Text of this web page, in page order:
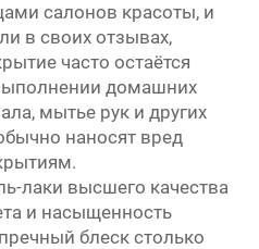
салонов красоты, и
в своих отзывах,
часто остаётся
домашних
мытье рук и других
наносят вред
лаки высшего качества
и насыщенность
блеск столько